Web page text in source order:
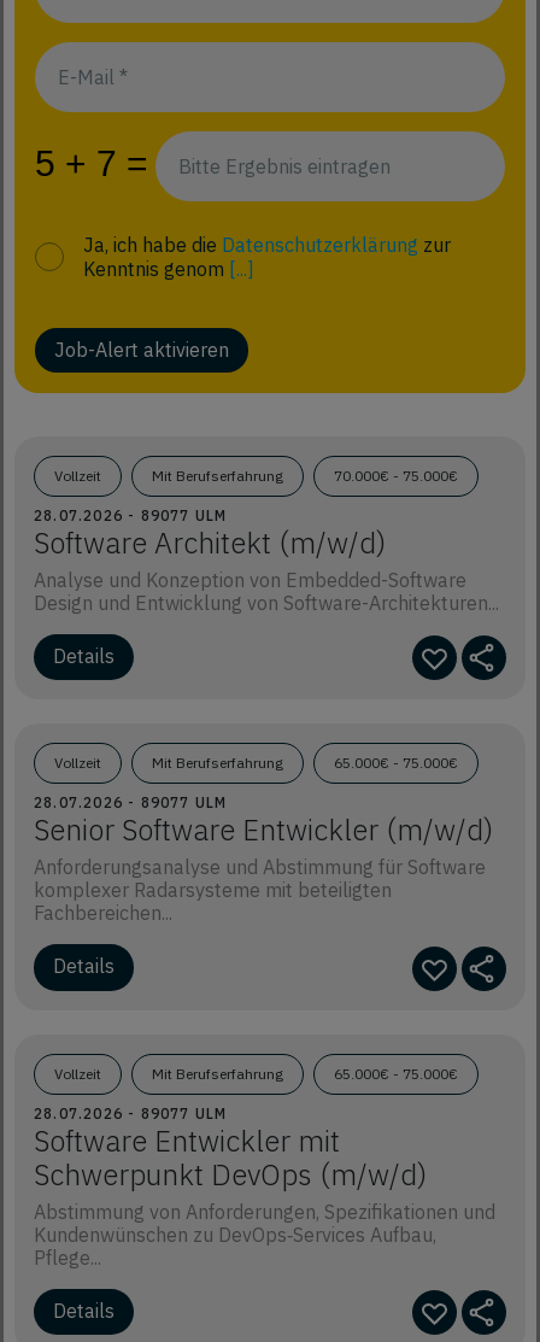
Ja, ich habe die Datenschutzerklärung zur
Kenntnis genom [...]
Job-Alert aktivieren
Vollzeit Mit Berufserfahrung 70.000€ - 75.000€
28.07.2026 - 89077 ULM
Software Architekt (m/w/d)
Analyse und Konzeption von Embedded-Software
Design und Entwicklung von Software-Architekturen...
Details
Vollzeit Mit Berufserfahrung 65.000€ - 75.000€
28.07.2026 - 89077 ULM
Senior Software Entwickler (m/w/d)
Anforderungsanalyse und Abstimmung für Software
komplexer Radarsysteme mit beteiligten
Fachbereichen...
Details
Vollzeit Mit Berufserfahrung 65.000€ - 75.000€
28.07.2026 - 89077 ULM
Software Entwickler mit
Schwerpunkt DevOps (m/w/d)
Abstimmung von Anforderungen, Spezifikationen und
Kundenwünschen zu DevOps‑Services Aufbau,
Pflege...
Details